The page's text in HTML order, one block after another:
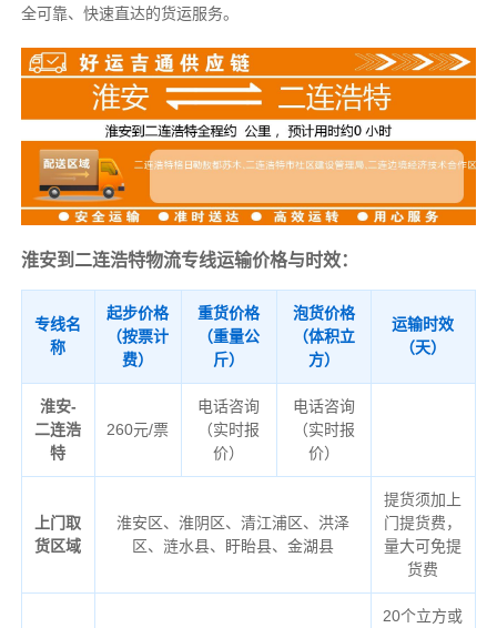
全可靠、快速直达的货运服务。
淮安到二连浩特物流专线运输价格与时效：
专线名
称
起步价格
（按票计
费）
重货价格
（重量公
斤）
泡货价格
（体积立
方）
运输时效
（天）
淮安-
二连浩
特
260元/票
电话咨询
（实时报
价）
电话咨询
（实时报
价）
上门取
货区域
淮安区、淮阴区、清江浦区、洪泽
区、涟水县、盱眙县、金湖县
提货须加上
门提货费，
量大可免提
货费
20个立方或